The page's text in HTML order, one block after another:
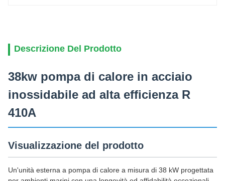
Descrizione Del Prodotto
38kw pompa di calore in acciaio
inossidabile ad alta efficienza R
410A
Visualizzazione del prodotto
Un'unità esterna a pompa di calore a misura di 38 kW progettata